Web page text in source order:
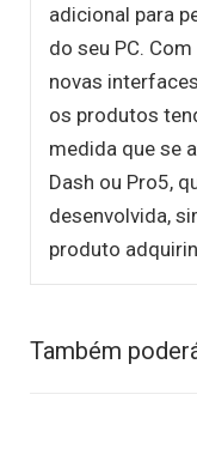
adicional para
do seu PC.
novas
os produtos
medida que se
Dash ou Pro5,
desenvolvida,
produto
Também